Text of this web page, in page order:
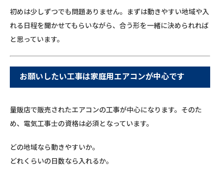
初めは少しずつでも問題ありません。まずは動きやすい地域や入
れる日程を聞かせてもらいながら、合う形を一緒に決められれば
と思っています。
お願いしたい工事は家庭用エアコンが中心です
量販店で販売されたエアコンの工事が中心になります。そのた
め、電気工事士の資格は必須となっています。
どの地域なら動きやすいか。
どれくらいの日数なら入れるか。